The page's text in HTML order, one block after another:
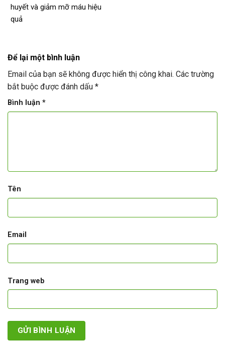
huyết và giảm mỡ máu hiệu
quả
Để lại một bình luận
Email của bạn sẽ không được hiển thị công khai. Các trường
bắt buộc được đánh dấu *
Bình luận *
Tên
Email
Trang web